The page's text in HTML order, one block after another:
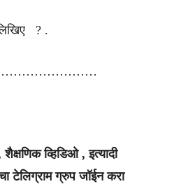
? .
व्हिडिओ , इत्यादी
टेलिग्राम ग्रुप जॉईन करा